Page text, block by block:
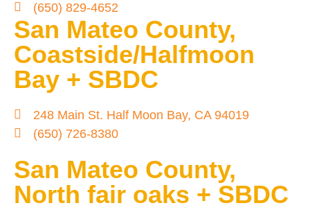
(650) 829-4652
San Mateo County,
Coastside/Halfmoon
Bay + SBDC
248 Main St. Half Moon Bay, CA 94019
(650) 726-8380
San Mateo County,
North fair oaks + SBDC